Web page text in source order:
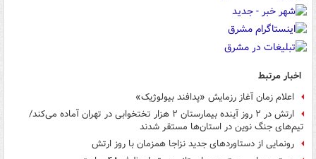
اخبار مرتبط
اعلام زمان آغاز رزمایش «پدافند بیولوژیک»
ارتش در ۲ روز آینده بیمارستان ۲ هزار تختخوابی در تهران آماده می‌کند/
تیم‌های جنگ‌ نوین در استان‌ها مستقر شدند
رونمایی از دستاوردهای جدید نزاجا همزمان با روز ارتش